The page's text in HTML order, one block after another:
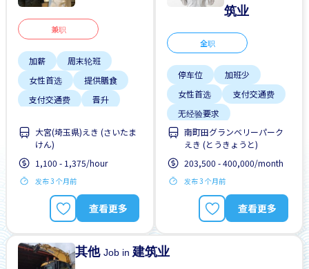
兼职
加薪
周末轮班
女性首选
提供膳食
支付交通费
晋升
每周2-3天
男性首选
大宮(埼玉県)えき (さいたま
けん)
1,100 - 1,375/hour
发布 3 个月前
查看更多
筑业
全职
停车位
加班少
女性首选
支付交通费
无经验要求
南町田グランベリーパーク
えき (とうきょうと)
203,500 - 400,000/month
发布 3 个月前
查看更多
其他Job in 建筑业